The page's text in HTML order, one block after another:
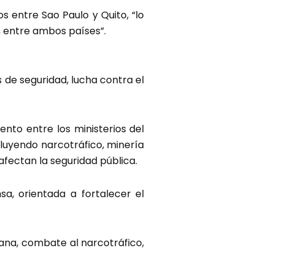
entre Sao Paulo y Quito, “lo
ambos países”.
seguridad, lucha contra el
entre los ministerios del
narcotráfico, minería
la seguridad pública.
orientada a fortalecer el
combate al narcotráfico,